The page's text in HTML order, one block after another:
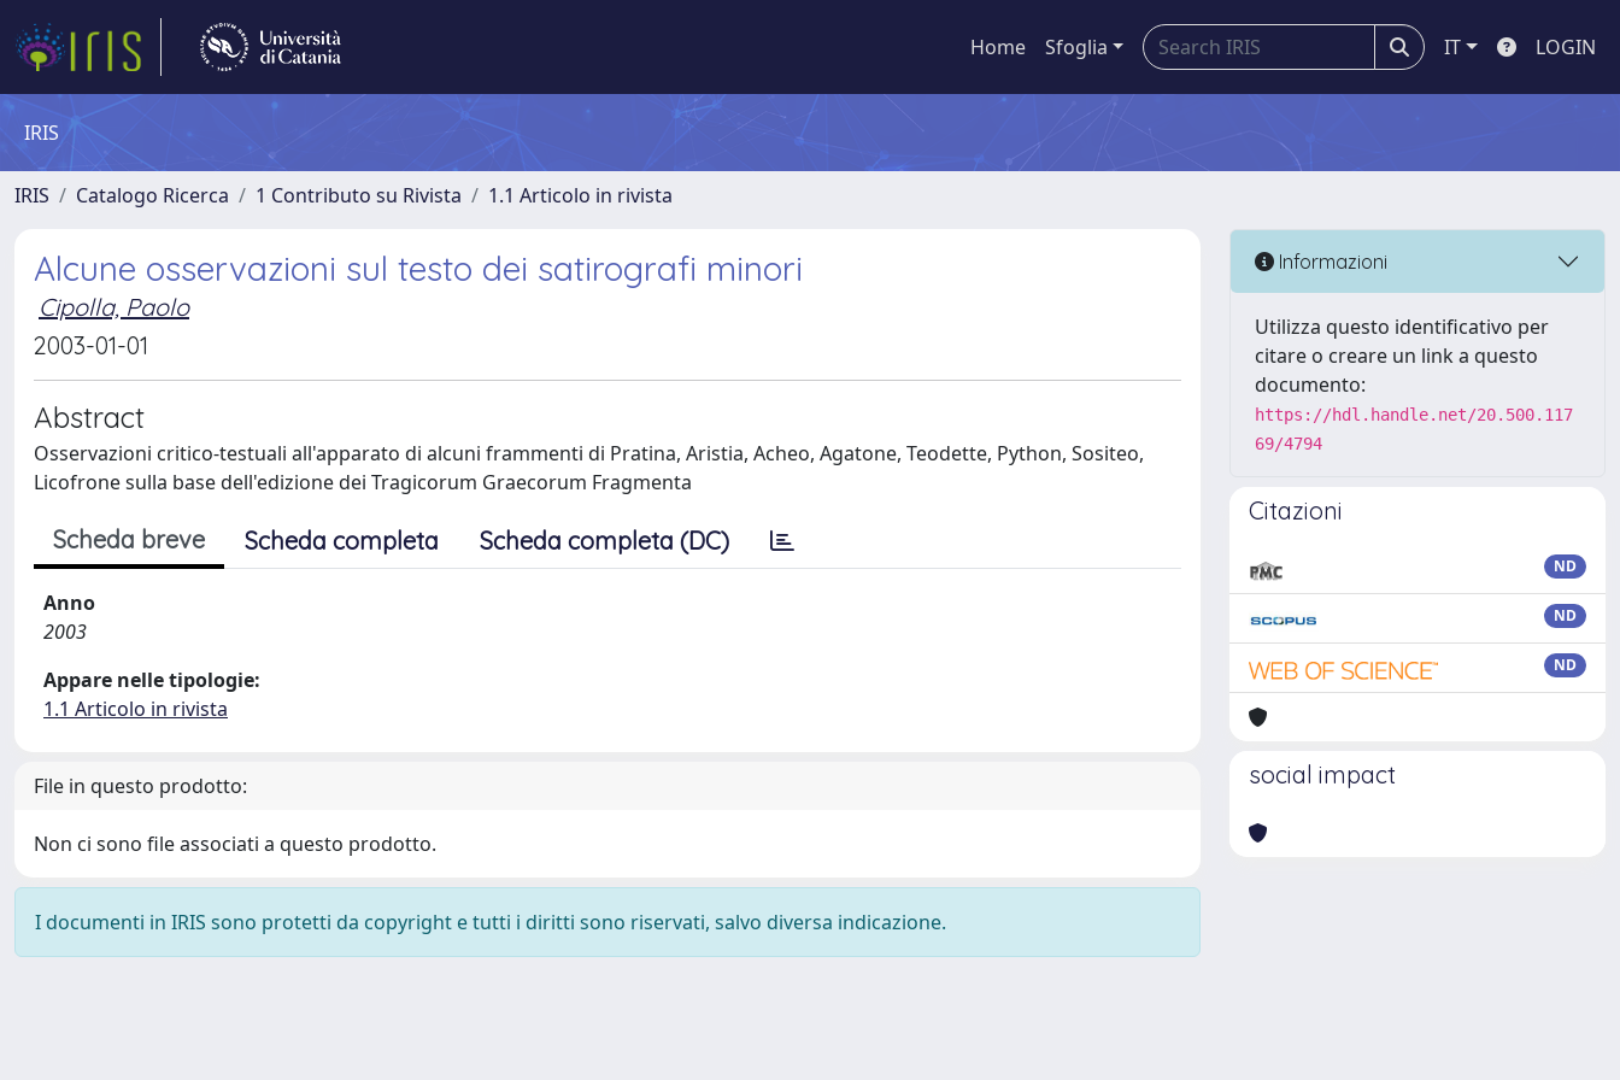
Home Sfoglia IT LOGIN
IRIS
IRIS Catalogo Ricerca 1 Contributo su Rivista 1.1 Articolo in rivista
Alcune osservazioni sul testo dei satirografi minori
Cipolla, Paolo
2003-01-01
Abstract
Osservazioni critico-testuali all'apparato di alcuni frammenti di Pratina, Aristia, Acheo, Agatone, Teodette, Python, Sositeo,
Licofrone sulla base dell'edizione dei Tragicorum Graecorum Fragmenta
Scheda breve Scheda completa Scheda completa (DC)
Anno
2003
Appare nelle tipologie:
1.1 Articolo in rivista
File in questo prodotto:
Non ci sono file associati a questo prodotto.
I documenti in IRIS sono protetti da copyright e tutti i diritti sono riservati, salvo diversa indicazione.
Informazioni
Utilizza questo identificativo per
citare o creare un link a questo
documento:
https://hdl.handle.net/20.500.117
69/4794
Citazioni
ND
ND
ND
social impact